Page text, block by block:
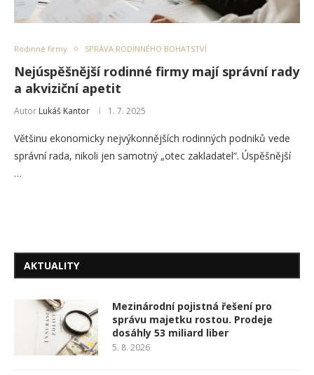
Rodinné firmy SPRÁVA RODINNÉHO BOHATSTVÍ
Nejúspěšnější rodinné firmy mají správní rady
a akviziční apetit
Autor Lukáš Kantor 1. 7. 2025
Většinu ekonomicky nejvýkonnějších rodinných podniků vede
správní rada, nikoli jen samotný „otec zakladatel“. Úspěšnější
…
AKTUALITY
Mezinárodní pojistná řešení pro
správu majetku rostou. Prodeje
dosáhly 53 miliard liber
5. 8. 2026